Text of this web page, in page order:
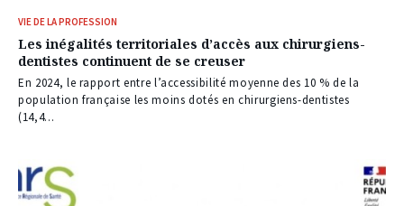
VIE DE LA PROFESSION
Les inégalités territoriales d’accès aux chirurgiens-
dentistes continuent de se creuser
En 2024, le rapport entre l’accessibilité moyenne des 10 % de la
population française les moins dotés en chirurgiens-dentistes
(14,4...